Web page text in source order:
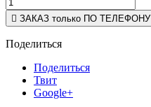
 ЗАКАЗ только ПО ТЕЛЕФОНУ
Поделиться
Поделиться
Твит
Google+